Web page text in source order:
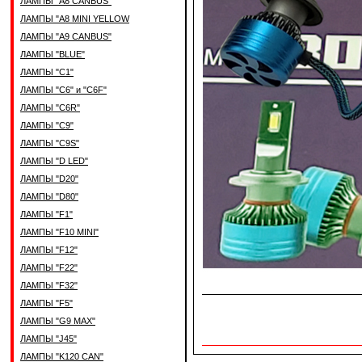
ЛАМПЫ "A8 MINI YELLOW
ЛАМПЫ "A9 CANBUS"
ЛАМПЫ "BLUE"
ЛАМПЫ "C1"
ЛАМПЫ "C6" и "C6F"
ЛАМПЫ "C6R"
ЛАМПЫ "C9"
ЛАМПЫ "C9S"
ЛАМПЫ "D LED"
ЛАМПЫ "D20"
ЛАМПЫ "D80"
ЛАМПЫ "F1"
ЛАМПЫ "F10 MINI"
ЛАМПЫ "F12"
ЛАМПЫ "F22"
ЛАМПЫ "F32"
ЛАМПЫ "F5"
ЛАМПЫ "G9 MAX"
ЛАМПЫ "J45"
ЛАМПЫ "K120 CAN"